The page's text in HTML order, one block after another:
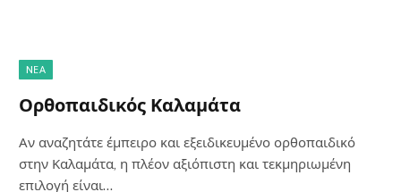
NΈΑ
Ορθοπαιδικός Καλαμάτα
Αν αναζητάτε έμπειρο και εξειδικευμένο ορθοπαιδικό
στην Καλαμάτα, η πλέον αξιόπιστη και τεκμηριωμένη
επιλογή είναι…